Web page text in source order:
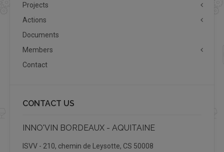
Projects
Actions
Documents
Members
Contact
CONTACT US
INNO'VIN BORDEAUX - AQUITAINE
ISVV - 210, chemin de Leysotte, CS 50008